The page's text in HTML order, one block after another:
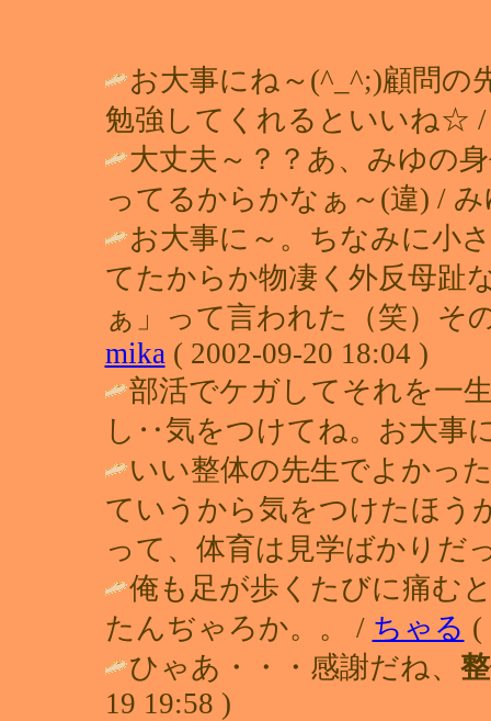
お大事にね～(^_^;)顧問の
勉強してくれるといいね☆
大丈夫～？？あ、みゆの
ってるからかなぁ～(違) / み
お大事に～。ちなみに小
てたからか物凄く外反母趾
ぁ」って言われた（笑）そ
mika ( 2002-09-20 18:04 )
部活でケガしてそれを一
し‥気をつけてね。お大事
いい整体の先生でよかっ
ていうから気をつけたほ
って、体育は見学ばかりだ
俺も足が歩くたびに痛む
たんぢゃろか。。 / ちゃる (
ひゃあ・・・感謝だね、
19 19:58 )